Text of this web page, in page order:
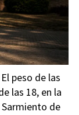
peso de las
las 18, en la
de